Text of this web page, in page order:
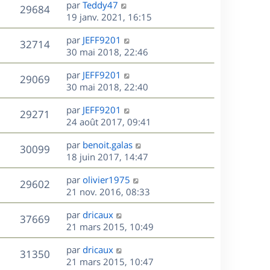
n
i
e
r
m
e
s
s
a
g
e
29684V
u
s
D
e
r
n
i
e
r
m
e
s
s
a
g
e
par Teddy47
19 janv. 2021, 16:15
32714V
u
D
e
r
n
i
e
r
m
e
s
s
a
g
e
par JEFF9201
30 mai 2018, 22:46
29069V
u
s
D
e
r
n
i
e
r
m
e
s
s
a
g
e
par JEFF9201
30 mai 2018, 22:40
29271
u
s
D
e
r
n
i
e
r
m
e
s
s
a
g
e
par JEFF9201
24 août 2017, 09:41
30099V
u
e
s
D
e
r
n
i
e
r
m
e
s
s
par benoit.galas
18 juin 2017, 14:47
29602V
u
s
D
e
r
n
i
e
r
m
par olivier1975
21 nov. 2016, 08:33
37669V
u
D
e
r
n
i
par dricaux
21 mars 2015, 10:49
31350V
D
e
par dricaux
21 mars 2015, 10:47